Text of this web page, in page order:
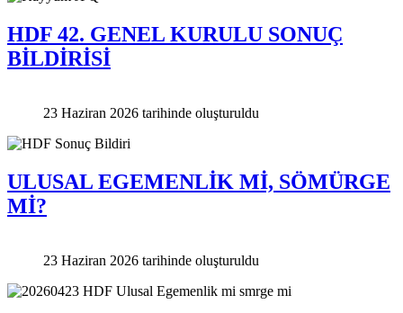
HDF 42. GENEL KURULU SONUÇ
BİLDİRİSİ
23 Haziran 2026 tarihinde oluşturuldu
ULUSAL EGEMENLİK Mİ, SÖMÜRGE
Mİ?
23 Haziran 2026 tarihinde oluşturuldu